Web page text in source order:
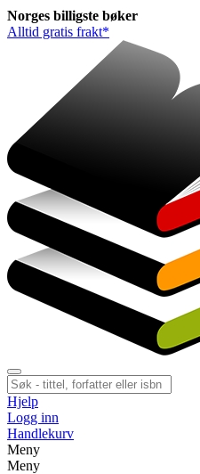
Norges billigste bøker
Alltid gratis frakt*
Hjelp
Logg inn
Handlekurv
Meny
Meny